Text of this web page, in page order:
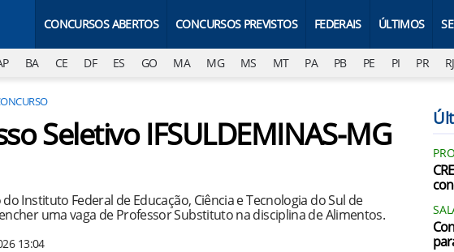
CONCURSOS ABERTOS CONCURSOS PREVISTOS FEDERAIS ÚLTIMOS
BA CE DF ES GO MA MG MS MT PA PB PE PI PR RJ
Seletivo IFSULDEMINAS-MG
Instituto Federal de Educação, Ciência e Tecnologia do Sul de
uma vaga de Professor Substituto na disciplina de Alimentos.
13:04